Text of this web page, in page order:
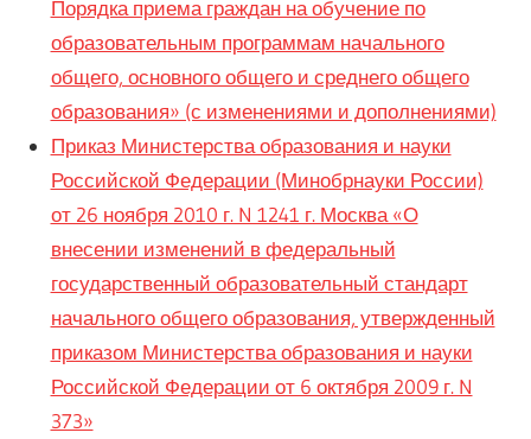
Порядка приема граждан на обучение по
образовательным программам начального
общего, основного общего и среднего общего
образования» (с изменениями и дополнениями)
Приказ Министерства образования и науки
Российской Федерации (Минобрнауки России)
от 26 ноября 2010 г. N 1241 г. Москва «О
внесении изменений в федеральный
государственный образовательный стандарт
начального общего образования, утвержденный
приказом Министерства образования и науки
Российской Федерации от 6 октября 2009 г. N
373»